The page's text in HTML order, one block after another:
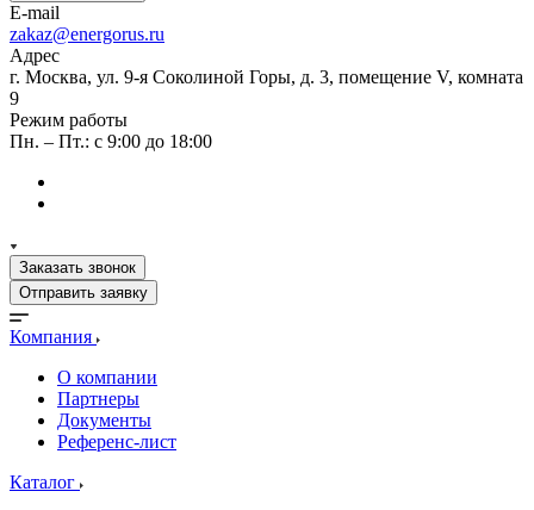
E-mail
zakaz@energorus.ru
Адрес
г. Москва, ул. 9-я Соколиной Горы, д. 3, помещение V, комната
9
Режим работы
Пн. – Пт.: с 9:00 до 18:00
Заказать звонок
Отправить заявку
Компания
О компании
Партнеры
Документы
Референс-лист
Каталог